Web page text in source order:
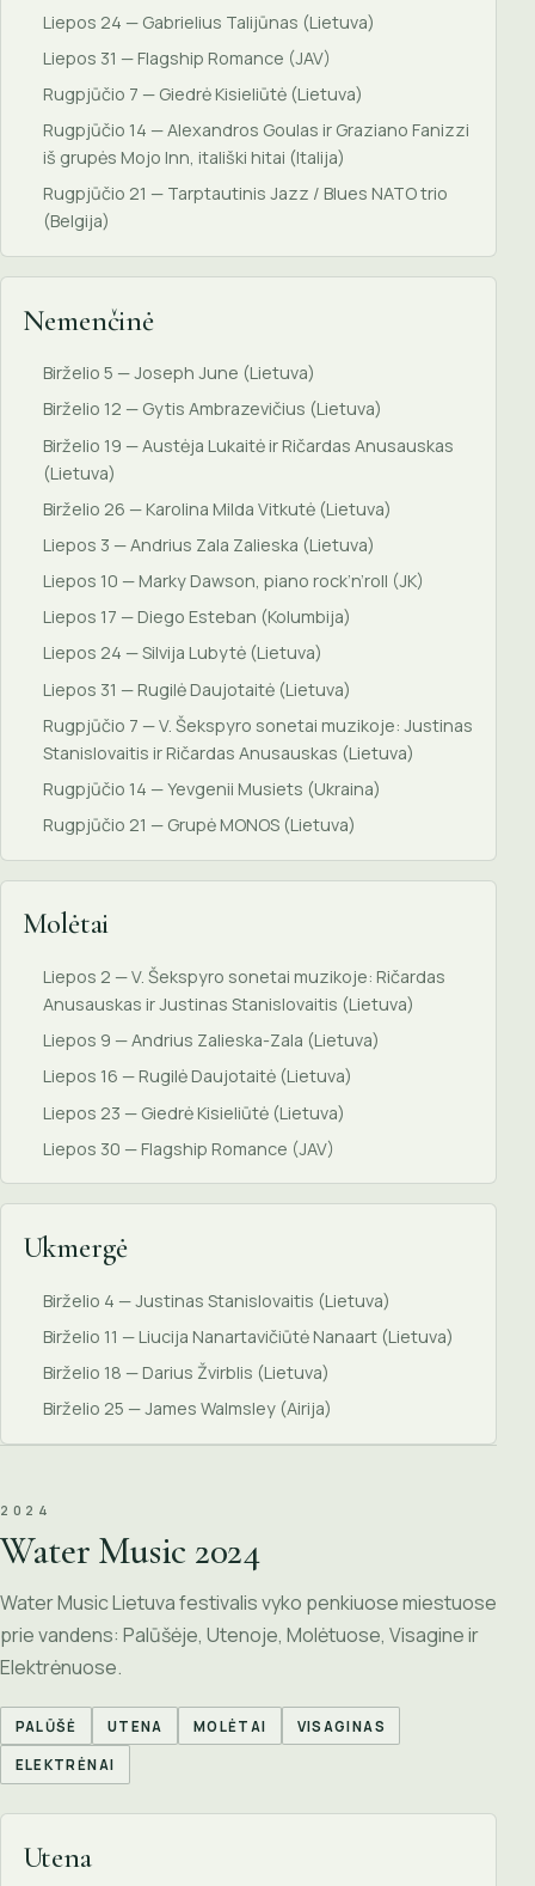
Liepos 24 — Gabrielius Talijūnas (Lietuva)
Liepos 31 — Flagship Romance (JAV)
Rugpjūčio 7 — Giedrė Kisieliūtė (Lietuva)
Rugpjūčio 14 — Alexandros Goulas ir Graziano Fanizzi
iš grupės Mojo Inn, itališki hitai (Italija)
Rugpjūčio 21 — Tarptautinis Jazz / Blues NATO trio
(Belgija)
Nemenčinė
Birželio 5 — Joseph June (Lietuva)
Birželio 12 — Gytis Ambrazevičius (Lietuva)
Birželio 19 — Austėja Lukaitė ir Ričardas Anusauskas
(Lietuva)
Birželio 26 — Karolina Milda Vitkutė (Lietuva)
Liepos 3 — Andrius Zala Zalieska (Lietuva)
Liepos 10 — Marky Dawson, piano rock’n’roll (JK)
Liepos 17 — Diego Esteban (Kolumbija)
Liepos 24 — Silvija Lubytė (Lietuva)
Liepos 31 — Rugilė Daujotaitė (Lietuva)
Rugpjūčio 7 — V. Šekspyro sonetai muzikoje: Justinas
Stanislovaitis ir Ričardas Anusauskas (Lietuva)
Rugpjūčio 14 — Yevgenii Musiets (Ukraina)
Rugpjūčio 21 — Grupė MONOS (Lietuva)
Molėtai
Liepos 2 — V. Šekspyro sonetai muzikoje: Ričardas
Anusauskas ir Justinas Stanislovaitis (Lietuva)
Liepos 9 — Andrius Zalieska-Zala (Lietuva)
Liepos 16 — Rugilė Daujotaitė (Lietuva)
Liepos 23 — Giedrė Kisieliūtė (Lietuva)
Liepos 30 — Flagship Romance (JAV)
Ukmergė
Birželio 4 — Justinas Stanislovaitis (Lietuva)
Birželio 11 — Liucija Nanartavičiūtė Nanaart (Lietuva)
Birželio 18 — Darius Žvirblis (Lietuva)
Birželio 25 — James Walmsley (Airija)
2024
Water Music 2024
Water Music Lietuva festivalis vyko penkiuose miestuose
prie vandens: Palūšėje, Utenoje, Molėtuose, Visagine ir
Elektrėnuose.
PALŪŠĖ UTENA MOLĖTAI VISAGINAS
ELEKTRĖNAI
Utena